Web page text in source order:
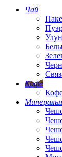
Чай
Улун
Кофе